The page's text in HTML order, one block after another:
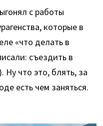
с работы
которые в
«что делать в
съездить в
Ну что это, блять, за
есть чем заняться.